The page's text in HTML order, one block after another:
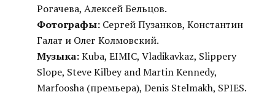
Рогачева, Алексей Бельцов.
Фотографы: Сергей Пузанков, Константин
Галат и Олег Колмовский.
Музыка:Kuba, EIMIC, Vladikavkaz, Slippery
Slope, Steve Kilbey and Martin Kennedy,
Marfoosha (премьера), Denis Stelmakh, SPIES.